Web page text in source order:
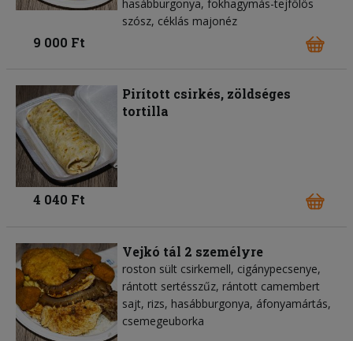
hasábburgonya, fokhagymás-tejfölös
szósz, céklás majonéz
9 000 Ft
Pirított csirkés, zöldséges
tortilla
4 040 Ft
Vejkó tál 2 személyre
roston sült csirkemell, cigánypecsenye,
rántott sertésszűz, rántott camembert
sajt, rizs, hasábburgonya, áfonyamártás,
csemegeuborka